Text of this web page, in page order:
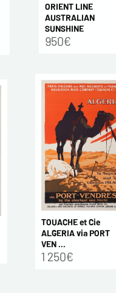
ORIENT LINE
AUSTRALIAN
SUNSHINE
950€
TOUACHE et Cie
ALGERIA via PORT
VEN ...
1 250€